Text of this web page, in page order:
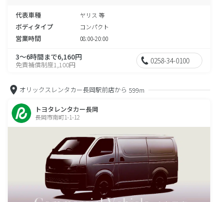
代表車種 ヤリス 等
ボディタイプ コンパクト
営業時間 08:00-20:00
3～6時間まで6,160円
免責補償制度1,100円 0258-34-0100
オリックスレンタカー長岡駅前店から 599m
トヨタレンタカー長岡
長岡市南町1-1-12